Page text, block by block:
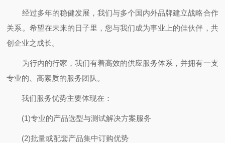
经过多年的稳健发展，我们与多个国内外品牌建立战略合作
关系。希望在未来的日子里，您与我们成为事业上的佳伙伴，共
创企业之成长。
为行内的行家，我们有着高效的供应服务体系，并拥有一支
专业的、高素质的服务团队。
我们服务优势主要体现在：
(1)专业的产品选型与测试解决方案服务
(2)批量或配套产品集中订购优势